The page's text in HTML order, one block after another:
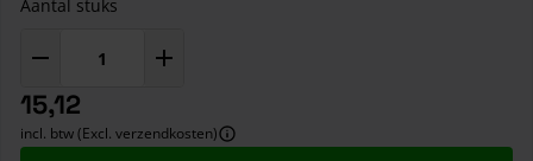
Aantal stuks
15,12
incl. btw (Excl. verzendkosten)